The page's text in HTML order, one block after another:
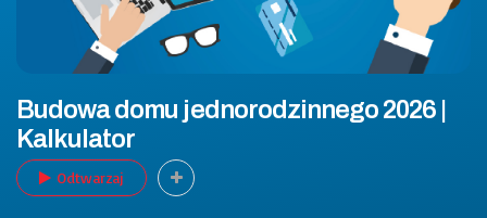
Budowa domu jednorodzinnego 2026 |
Kalkulator
Odtwarzaj